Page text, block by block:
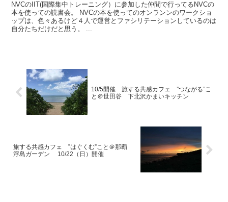
NVCのIIT(国際集中トレーニング）に参加した仲間で行ってるNVCの
本を使っての読書会。 NVCの本を使ってのオンランンのワークショ
ップは、色々あるけど４人で運営とファシリテーションしているのは
自分たちだけだと思う。 ...
10/5開催 旅する共感カフェ ”つながる”こ
と＠世田谷 下北沢かまいキッチン
旅する共感カフェ ”はぐくむ”こと＠那覇
浮島ガーデン 10/22（日）開催